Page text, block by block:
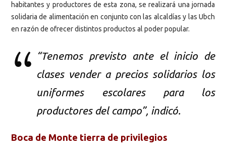
habitantes y productores de esta zona, se realizará una jornada
solidaria de alimentación en conjunto con las alcaldías y las Ubch
en razón de ofrecer distintos productos al poder popular.
“Tenemos previsto ante el inicio de
clases vender a precios solidarios los
uniformes escolares para los
productores del campo”, indicó.
Boca de Monte tierra de privilegios